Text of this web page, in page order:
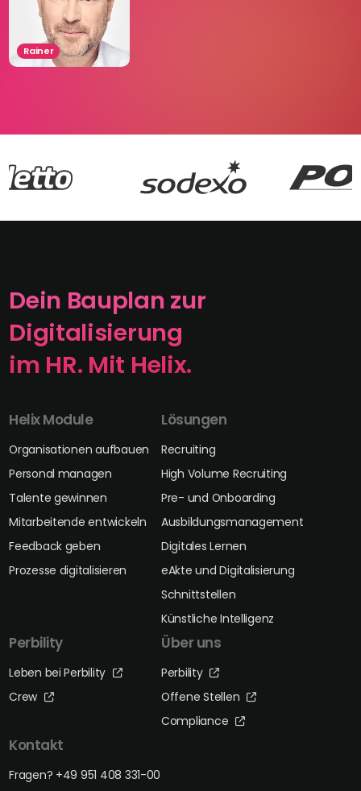
Rainer
Dein Bauplan zur
Digitalisierung
im HR. Mit Helix.
Helix Module
Organisationen aufbauen
Personal managen
Talente gewinnen
Mitarbeitende entwickeln
Feedback geben
Prozesse digitalisieren
Lösungen
Recruiting
High Volume Recruiting
Pre- und Onboarding
Ausbildungsmanagement
Digitales Lernen
eAkte und Digitalisierung
Schnittstellen
Künstliche Intelligenz
Perbility
Leben bei Perbility
Crew
Über uns
Perbility
Offene Stellen
Compliance
Kontakt
Fragen? +49 951 408 331-00